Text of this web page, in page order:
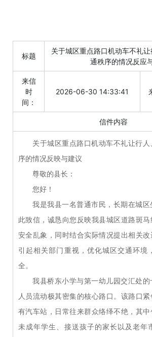
标题
关于城区重点路口机动车不礼
通秩序的情况反应
来信
时
间：
2026-06-30 14:33:41
信件内容
关于城区重点路口机动车不礼让行
序的情况反映与建议
尊敬的县长：
您好！
我是我县一名普通市民，长期在城
此致信，诚恳向您反映我县城区道路斑
安全乱象，同时结合实际情况提出相关
引起相关部门重视，优化城区交通环境
全。
我县桥东小学与第一幼儿园交汇处
人员流动极其密集的核心路口。该路口
有汽车站，日常往来群众络绎不绝，其
未成年学生、接送孩子的家长以及老年